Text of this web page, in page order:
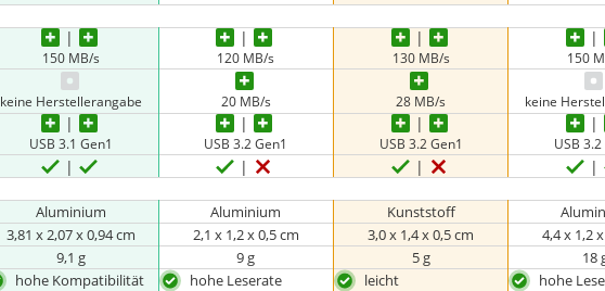
150 MB/s 120 MB/s 130 MB/s 150
keine Herstellerangabe 20 MB/s 28 MB/s keine
USB 3.1 Gen1 USB 3.2 Gen1 USB 3.2 Gen1 USB 3.2
Aluminium Aluminium Kunststoff
3,81 x 2,07 x 0,94 cm 2,1 x 1,2 x 0,5 cm 3,0 x 1,4 x 0,5 cm 4,4 x 1,2
9,1 g 9 g 5 g 18
hohe Kompatibilität
hohe Leserate
leicht
hohe